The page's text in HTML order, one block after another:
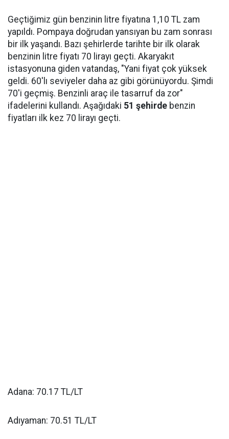
Geçtiğimiz gün benzinin litre fiyatına 1,10 TL zam
yapıldı. Pompaya doğrudan yansıyan bu zam sonrası
bir ilk yaşandı. Bazı şehirlerde tarihte bir ilk olarak
benzinin litre fiyatı 70 lirayı geçti. Akaryakıt
istasyonuna giden vatandaş, "Yani fiyat çok yüksek
geldi. 60'lı seviyeler daha az gibi görünüyordu. Şimdi
70'i geçmiş. Benzinli araç ile tasarruf da zor"
ifadelerini kullandı. Aşağıdaki 51 şehirde benzin
fiyatları ilk kez 70 lirayı geçti.
Adana: 70.17 TL/LT
Adıyaman: 70.51 TL/LT